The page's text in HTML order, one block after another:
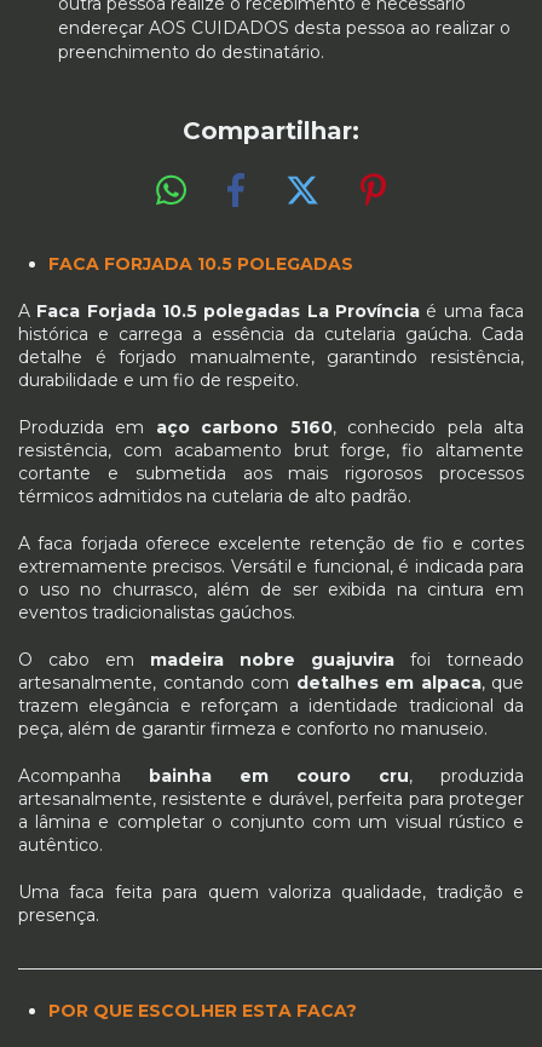
endereçar AOS CUIDADOS desta pessoa ao realizar o
preenchimento do destinatário.
Compartilhar:
FACA FORJADA 10.5 POLEGADAS
A Faca Forjada 10.5 polegadas La Província é uma faca
histórica e carrega a essência da cutelaria gaúcha. Cada
detalhe é forjado manualmente, garantindo resistência,
durabilidade e um fio de respeito.
Produzida em aço carbono 5160, conhecido pela alta
resistência, com acabamento brut forge, fio altamente
cortante e submetida aos mais rigorosos processos
térmicos admitidos na cutelaria de alto padrão.
A faca forjada oferece excelente retenção de fio e cortes
extremamente precisos. Versátil e funcional, é indicada para
o uso no churrasco, além de ser exibida na cintura em
eventos tradicionalistas gaúchos.
O cabo em madeira nobre guajuvira foi torneado
artesanalmente, contando com detalhes em alpaca, que
trazem elegância e reforçam a identidade tradicional da
peça, além de garantir firmeza e conforto no manuseio.
Acompanha bainha em couro cru, produzida
artesanalmente, resistente e durável, perfeita para proteger
a lâmina e completar o conjunto com um visual rústico e
autêntico.
Uma faca feita para quem valoriza qualidade, tradição e
presença.
POR QUE ESCOLHER ESTA FACA?